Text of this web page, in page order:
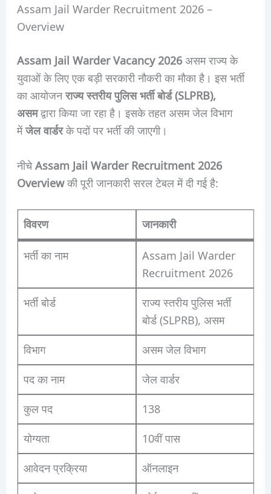
Assam Jail Warder Recruitment 2026 –
Overview
Assam Jail Warder Vacancy 2026असम राज्य के
युवाओं के लिए एक बड़ी सरकारी नौकरी का मौका है। इस भर्ती
का आयोजनराज्य स्तरीय पुलिस भर्ती बोर्ड (SLPRB),
असमद्वारा किया जा रहा है। इसके तहत असम जेल विभाग
मेंजेल वार्डरके पदों पर भर्ती की जाएगी।
नीचेAssam Jail Warder Recruitment 2026
Overviewकी पूरी जानकारी सरल टेबल में दी गई है:
विवरण जानकारी
भर्ती का नाम
Assam Jail Warder
Recruitment 2026
भर्ती बोर्ड
राज्य स्तरीय पुलिस भर्ती
बोर्ड (SLPRB), असम
विभाग असम जेल विभाग
पद का नाम जेल वार्डर
कुल पद 138
योग्यता 10वीं पास
आवेदन प्रक्रिया ऑनलाइन